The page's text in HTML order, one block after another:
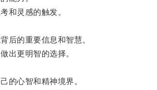
和灵感的触发。
的重要信息和智慧。
出更明智的选择。
心智和精神境界。